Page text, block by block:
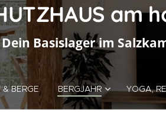
am
Dein Basislager im
BERGE BERGJAHR YOGA,